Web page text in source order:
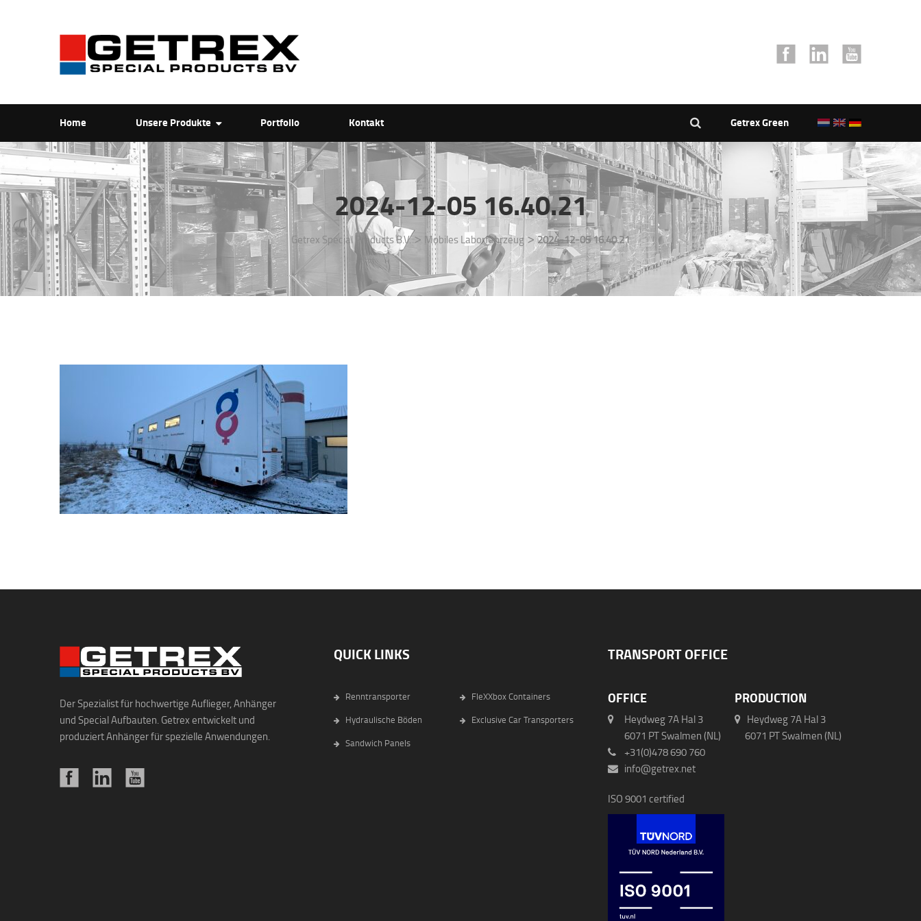
Home Unsere Produkte Portfolio Kontakt Getrex Green
2024-12-05 16.40.21
Getrex Special Products B.V.> Mobiles Laborfahrzeug >2024-12-05 16.40.21
Der Spezialist für hochwertige Auflieger, Anhänger
und Special Aufbauten. Getrex entwickelt und
produziert Anhänger für spezielle Anwendungen.
QUICK LINKS
Renntransporter
FleXXbox Containers
Hydraulische Böden
Exclusive Car Transporters
Sandwich Panels
TRANSPORT OFFICE
OFFICE
Heydweg 7A Hal 3
6071 PT Swalmen (NL)
+31(0)478 690 760
info@getrex.net
PRODUCTION
Heydweg 7A Hal 3
6071 PT Swalmen (NL)
ISO 9001 certified